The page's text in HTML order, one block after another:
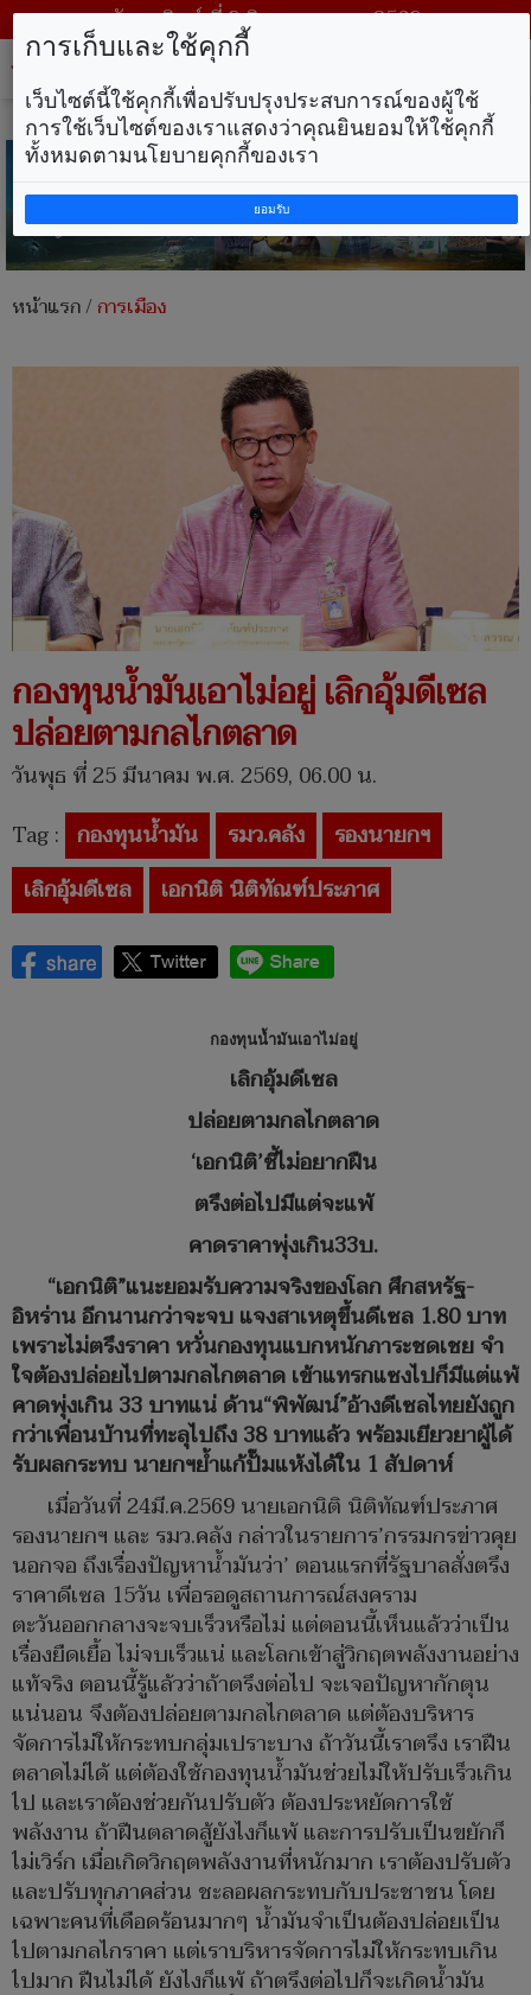
วันอาทิตย์ ที่ 9 สิงหาคม พ.ศ. 2569
หน้าแรก/การเมือง
กองทุนน้ำมันเอาไม่อยู่ เลิกอุ้มดีเซล
ปล่อยตามกลไกตลาด
วันพุธ ที่ 25 มีนาคม พ.ศ. 2569, 06.00 น.
Tag : กองทุนน้ำมัน รมว.คลัง
รองนายกฯ
เลิกอุ้มดีเซล
เอกนิติ นิติทัณฑ์ประภาศ
กองทุนน้ำมันเอาไม่อยู่
เลิกอุ้มดีเซล
ปล่อยตามกลไกตลาด
‘เอกนิติ’ชี้ไม่อยากฝืน
ตรึงต่อไปมีแต่จะแพ้
คาดราคาพุ่งเกิน33บ.
“เอกนิติ”แนะยอมรับความจริงของโลก ศึกสหรัฐ-
อิหร่าน อีกนานกว่าจะจบ แจงสาเหตุขึ้นดีเซล 1.80 บาท
เพราะไม่ตรึงราคา หวั่นกองทุนแบกหนักภาระชดเชย จำ
ใจต้องปล่อยไปตามกลไกตลาด เข้าแทรกแซงไปก็มีแต่แพ้
คาดพุ่งเกิน 33 บาทแน่ ด้าน“พิพัฒน์”อ้างดีเซลไทยยังถูก
กว่าเพื่อนบ้านที่ทะลุไปถึง 38 บาทแล้ว พร้อมเยียวยาผู้ได้
รับผลกระทบ นายกฯย้ำแก้ปั๊มแห้งได้ใน 1 สัปดาห์
เมื่อวันที่ 24มี.ค.2569 นายเอกนิติ นิติทัณฑ์ประภาศ
รองนายกฯ และ รมว.คลัง กล่าวในรายการ’กรรมกรข่าวคุย
นอกจอ ถึงเรื่องปัญหาน้ำมันว่า’ ตอนแรกที่รัฐบาลสั่งตรึง
ราคาดีเซล 15วัน เพื่อรอดูสถานการณ์สงคราม
ตะวันออกกลางจะจบเร็วหรือไม่ แต่ตอนนี้เห็นแล้วว่าเป็น
เรื่องยืดเยื้อ ไม่จบเร็วแน่ และโลกเข้าสู่วิกฤตพลังงานอย่าง
แท้จริง ตอนนี้รู้แล้วว่าถ้าตรึงต่อไป จะเจอปัญหากักตุน
แน่นอน จึงต้องปล่อยตามกลไกตลาด แต่ต้องบริหาร
จัดการไม่ให้กระทบกลุ่มเปราะบาง ถ้าวันนี้เราตรึง เราฝืน
ตลาดไม่ได้ แต่ต้องใช้กองทุนน้ำมันช่วยไม่ให้ปรับเร็วเกิน
ไป และเราต้องช่วยกันปรับตัว ต้องประหยัดการใช้
พลังงาน ถ้าฝืนตลาดสู้ยังไงก็แพ้ และการปรับเป็นขยักก็
ไม่เวิร์ก เมื่อเกิดวิกฤตพลังงานที่หนักมาก เราต้องปรับตัว
และปรับทุกภาคส่วน ชะลอผลกระทบกับประชาชน โดย
เฉพาะคนที่เดือดร้อนมากๆ น้ำมันจำเป็นต้องปล่อยเป็น
ไปตามกลไกราคา แต่เราบริหารจัดการไม่ให้กระทบเกิน
ไปมาก ฝืนไม่ได้ ยังไงก็แพ้ ถ้าตรึงต่อไปก็จะเกิดน้ำมัน
การเก็บและใช้คุกกี้
เว็บไซต์นี้ใช้คุกกี้เพื่อปรับปรุงประสบการณ์ของผู้ใช้
การใช้เว็บไซต์ของเราแสดงว่าคุณยินยอมให้ใช้คุกกี้
ทั้งหมดตามนโยบายคุกกี้ของเรา
ยอมรับ